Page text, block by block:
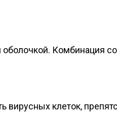
Комбинация
вирусных клеток,